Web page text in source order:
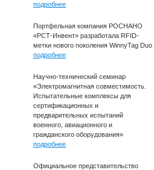
подробнее
Портфельная компания РОСНАНО
«РСТ-Инвент» разработала RFID-
метки нового поколения WinnyTag Duo
подробнее
Научно-технический семинар
«Электромагнитная совместимость.
Испытательные комплексы для
сертификационных и
предварительных испытаний
военного, авиационного и
гражданского оборудования»
подробнее
Официальное представительство